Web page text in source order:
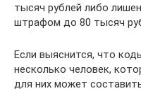
тысяч рублей либо
штрафом до 80 тысяч
Если выяснится, что
несколько человек,
для них может